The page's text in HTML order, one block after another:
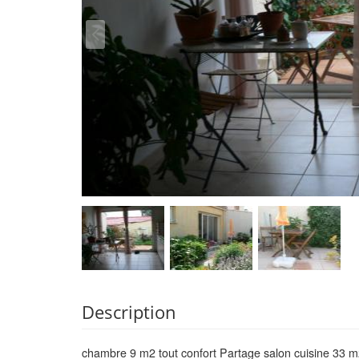
Description
chambre 9 m2 tout confort Partage salon cuisine 33